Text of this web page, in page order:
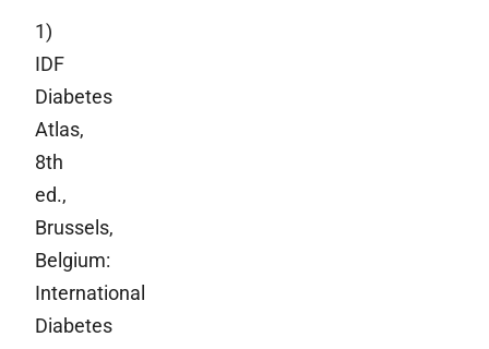
1)
IDF
Diabetes
Atlas,
8th
ed.,
Brussels,
Belgium:
International
Diabetes